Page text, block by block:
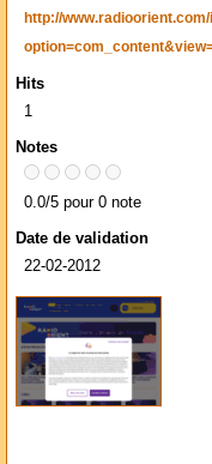
http://
Hits
1
Notes
0.0/5 pour 0 note
Date de validation
22-02-2012